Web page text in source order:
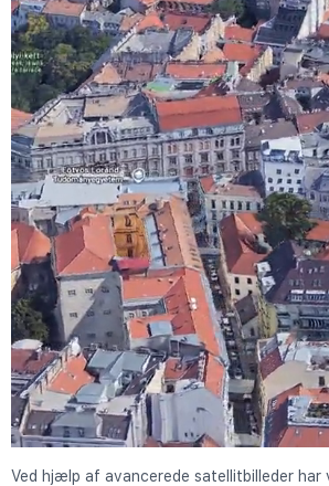
Ved hjælp af avancerede satellitbilleder